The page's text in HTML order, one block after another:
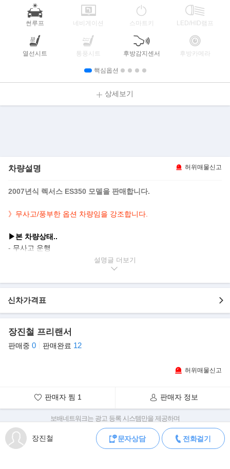
썬루프 네비게이션 스마트키 LED/HID램프
열선시트 통풍시트 후방감지센서 후방카메라
핵심옵션
상세보기
차량설명 허위매물신고
2007년식 렉서스 ES350 모델을 판매합니다.
》무사고/풍부한 옵션 차량임을 강조합니다.
▶본 차량상태..
- 무사고 운행
- 실주행거리 60,000Km
- 사진 그대로 실매물임을 강조
- 옵션으로 CDP/MP3/썬루프/알루미늄휠/스타트버튼/후방감지기/
각종에어백 등..
설명글
신차가격표
장진철 프리랜서
판매중 0 판매완료 12
허위매물신고
판매자 찜 1 판매자 정보
장진철 문자상담 전화걸기
보배네트워크는 광고 등록 시스템만을 제공하며
판매자가 직접 등록한 내용에 대한 모든 책임은 판매자에게 있습니다.
차량 구매 시 차량등록증, 성능점검기록부, 실제 차량 상태,
차대번호 조회로 직접 정보를 확인하세요.